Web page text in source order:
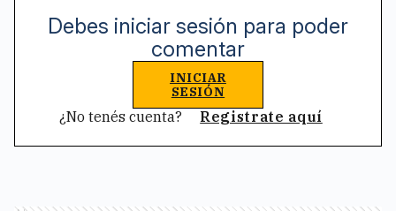
Debes iniciar sesión para poder
comentar
INICIAR
SESIÓN
¿No tenés cuenta? Registrate aquí